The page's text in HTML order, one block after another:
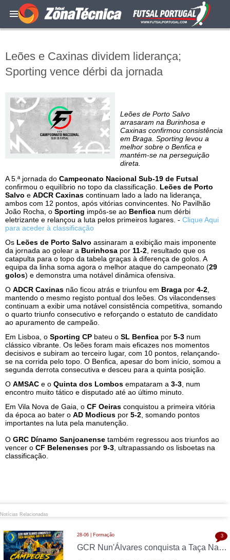
Leões e Caxinas dividem liderança;
Sporting vence dérbi da jornada
Leões de Porto Salvo
arrasaram na Burinhosa e
Caxinas confirmou consistência
em Braga. Sporting levou a
melhor sobre o Benfica e
mantém-se na perseguição
direta.
A 5.ª jornada do Campeonato Nacional Sub-19 de Futsal
confirmou o equilíbrio no topo da classificação. Leões de Porto
Salvo e ADCR Caxinas continuam lado a lado na liderança,
ambos com 12 pontos, após vitórias convincentes. No Pavilhão
João Rocha, o Sporting impôs-se ao Benfica num dérbi
eletrizante e relançou a luta pelos primeiros lugares. - Clique Aqui
para aceder à classificação
Os Leões de Porto Salvo assinaram a exibição mais imponente
da jornada ao golear a Burinhosa por 11-2 , resultado que os
catapulta para o topo da tabela graças à diferença de golos. A
equipa da linha soma agora o melhor ataque do campeonato (29
golos) e demonstra uma notável dinâmica ofensiva.
O ADCR Caxinas não ficou atrás e triunfou em Braga por 4-2
mantendo o mesmo registo pontual dos leões. Os vilacondenses
continuam a exibir uma notável consistência competitiva, somando
o quarto triunfo consecutivo e reforçando o estatuto de candidato
ao apuramento de campeão.
Em Lisboa, o Sporting CP bateu o SL Benfica por 5-3 num
clássico vibrante. Os leões foram mais eficazes nos momentos
decisivos e subiram ao terceiro lugar, com 10 pontos, relançando-
se na corrida pelo topo. O Benfica, apesar do bom início, somou a
segunda derrota consecutiva e desceu para a quinta posição.
O AMSAC e o Quinta dos Lombos empataram a 3-3 , num
encontro muito tático e disputado até ao último minuto.
Em Vila Nova de Gaia, o CF Oeiras conquistou a primeira vitória
da época ao bater o AD Modicus por 5-2 , somando pontos
importantes na luta pela manutenção.
O GRC Dínamo Sanjoanense também regressou aos triunfos ao
vencer o CF Belenenses por 9-3 , ultrapassando os lisboetas na
classificação.
Notícias Relacionadas
28-06 | Formação
GCR Nun'Álvares conquista a Taça Nacional Sub-17 de Futsal nas grandes penalidades e sobe ao Nacional
3